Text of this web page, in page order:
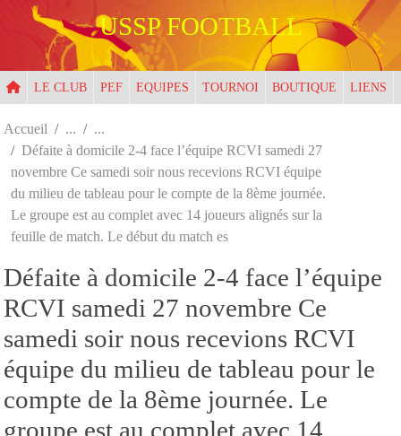
USSP FOOTBALL
LE CLUB PEF EQUIPES TOURNOI BOUTIQUE LIENS
Accueil
Défaite à domicile 2-4 face l’équipe RCVI samedi 27
novembre Ce samedi soir nous recevions RCVI équipe
du milieu de tableau pour le compte de la 8ème journée.
Le groupe est au complet avec 14 joueurs alignés sur la
feuille de match. Le début du match es
Défaite à domicile 2-4 face l’équipe
RCVI samedi 27 novembre Ce
samedi soir nous recevions RCVI
équipe du milieu de tableau pour le
compte de la 8ème journée. Le
groupe est au complet avec 14
Panneau de gestion des cookies